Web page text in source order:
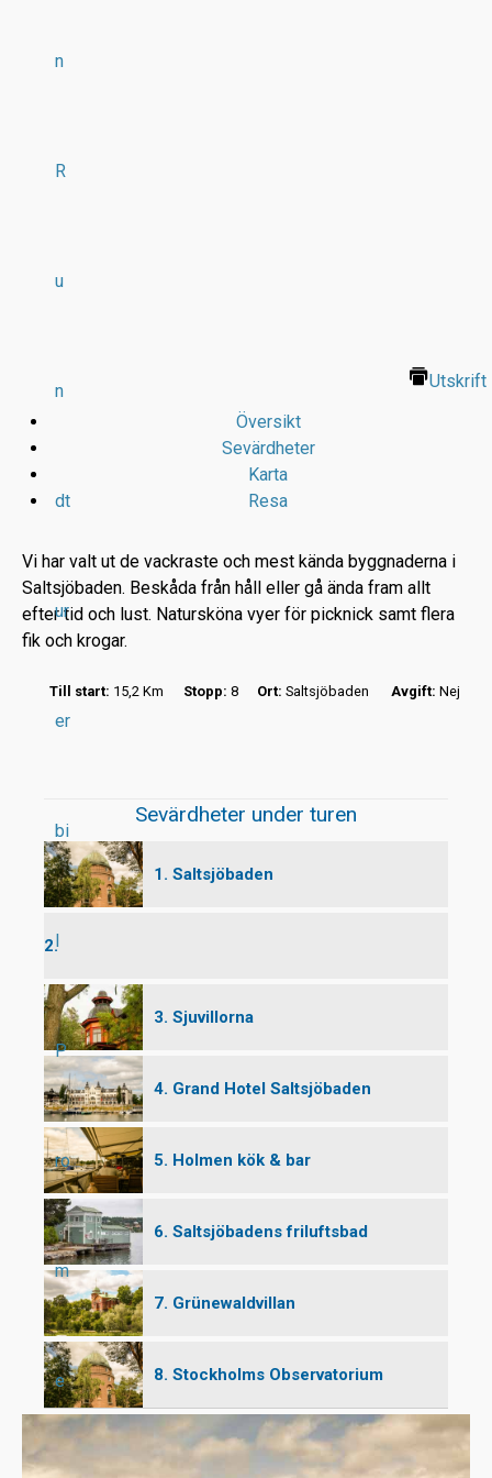
n
R
u
n
dt
ur
er
bi
l
P
ro
m
e
Utskrift
Översikt
Sevärdheter
Karta
Resa
Vi har valt ut de vackraste och mest kända byggnaderna i
Saltsjöbaden. Beskåda från håll eller gå ända fram allt
efter tid och lust. Natursköna vyer för picknick samt flera
fik och krogar.
Till start: 15,2 Km Stopp: 8 Ort: Saltsjöbaden Avgift: Nej
Sevärdheter under turen
1. Saltsjöbaden
2.
3. Sjuvillorna
4. Grand Hotel Saltsjöbaden
5. Holmen kök & bar
6. Saltsjöbadens friluftsbad
7. Grünewaldvillan
8. Stockholms Observatorium